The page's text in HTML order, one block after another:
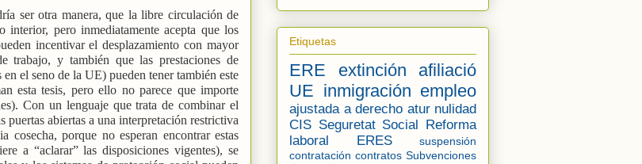
ser otra manera, que la libre circulación de
interior, pero inmediatamente acepta que los
incentivar el desplazamiento con mayor
trabajo, y también que las prestaciones de
el seno de la UE) pueden tener también este
esta tesis, pero ello no parece que importe
Con un lenguaje que trata de combinar el
abiertas a una interpretación restrictiva
porque no esperan encontrar estas
a “aclarar” las disposiciones vigentes), se
Etiquetas
ERE extinción
afiliació
UE inmigración empleo
ajustada a derecho atur nulidad
CIS Seguretat Social Reforma
laboral
ERES
suspensión
contratación contratos Subvenciones